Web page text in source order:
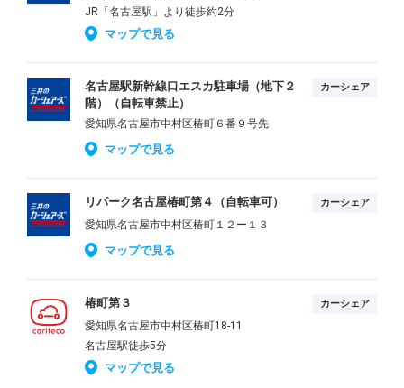
JR「名古屋駅」より徒歩約2分
マップで見る
名古屋駅新幹線口エスカ駐車場（地下２
階）（自転車禁止）
カーシェア
愛知県名古屋市中村区椿町６番９号先
マップで見る
リパーク名古屋椿町第４（自転車可） カーシェア
愛知県名古屋市中村区椿町１２ー１３
マップで見る
椿町第３ カーシェア
愛知県名古屋市中村区椿町18-11
名古屋駅徒歩5分
マップで見る